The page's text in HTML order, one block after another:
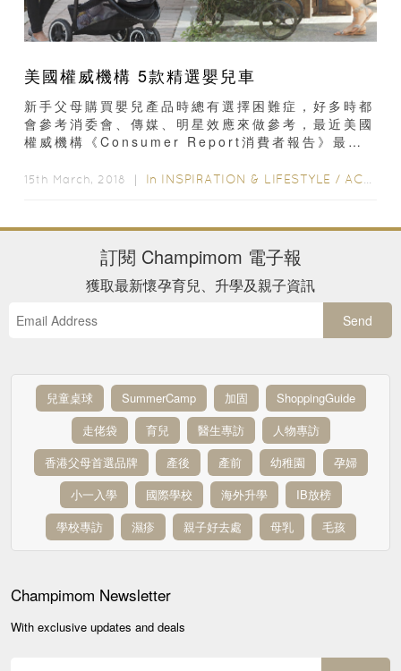
美國權威機構 5款精選嬰兒車
新手父母購買嬰兒產品時總有選擇困難症，好多時都
會參考消委會、傳媒、明星效應來做參考，最近美國
權威機構《Consumer Report消費者報告》最近
15th March, 2018 ｜ In INSPIRATION & LIFESTYLE / ACTIVITY & GEAR
訂閱 Champimom 電子報
獲取最新懷孕育兒、升學及親子資訊
Send
兒童桌球 SummerCamp 加固
ShoppingGuide
走佬袋
育兒 醫生專訪
人物專訪
香港父母首選品牌
產後 產前 幼稚園
孕婦
小一入學
國際學校 海外升學
IB放榜
學校專訪
濕疹 親子好去處 母乳 毛孩
Champimom Newsletter
With exclusive updates and deals